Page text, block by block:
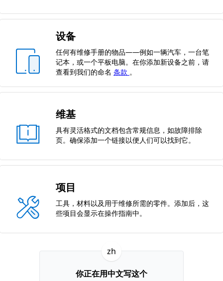
设备
任何有维修手册的物品——例如一辆汽车，一台笔
记本，或一个平板电脑。在你添加新设备之前，请
查看到我们的命名 条款 。
维基
具有灵活格式的文档包含常规信息，如故障排除
页。确保添加一个链接以便人们可以找到它。
项目
工具，材料以及用于维修所需的零件。添加后，这
些项目会显示在操作指南中。
zh
你正在用中文写这个